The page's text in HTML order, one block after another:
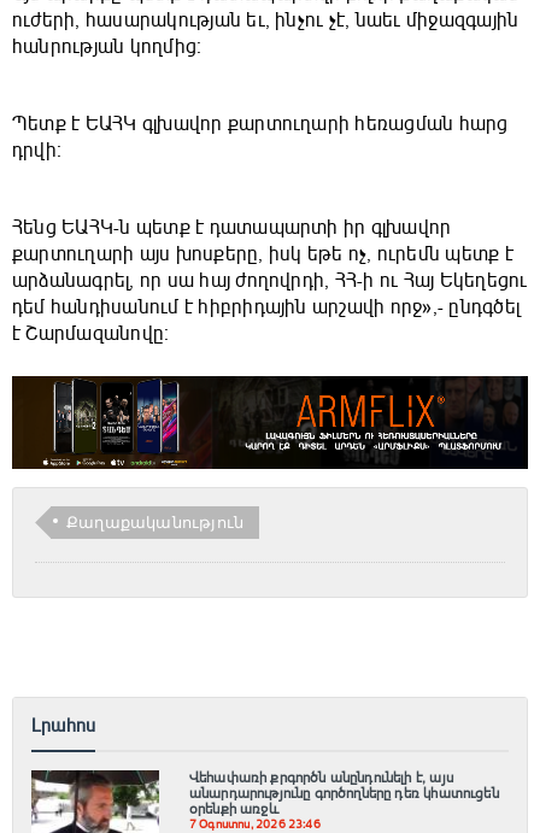
ուժերի, հասարակության եւ, ինչու չէ, նաեւ միջազգային
հանրության կողմից։
Պետք է ԵԱՀԿ գլխավոր քարտուղարի հեռացման հարց
դրվի։
Հենց ԵԱՀԿ-ն պետք է դատապարտի իր գլխավոր
քարտուղարի այս խոսքերը, իսկ եթե ոչ, ուրեմն պետք է
արձանագրել, որ սա հայ ժողովրդի, ՀՀ-ի ու Հայ Եկեղեցու
դեմ հանդիսանում է հիբրիդային արշավի որջ»,- ընդգծել
է Շարմազանովը։
Քաղաքականություն
Լրահոս
Վեհափառի քրգործն անընդունելի է, այս
անարդարությունը գործողները դեռ կհատուցեն
օրենքի առջև
7 Օգոստոս, 2026 23:46